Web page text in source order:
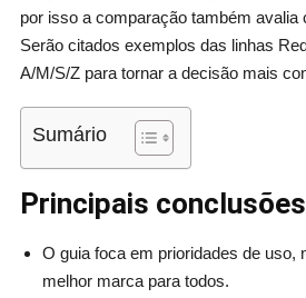
por isso a comparação também avalia
Serão citados exemplos das linhas
A/M/S/Z para tornar a decisão mais
Sumário
Principais conclusões
O guia foca em prioridades de uso,
melhor marca para todos.